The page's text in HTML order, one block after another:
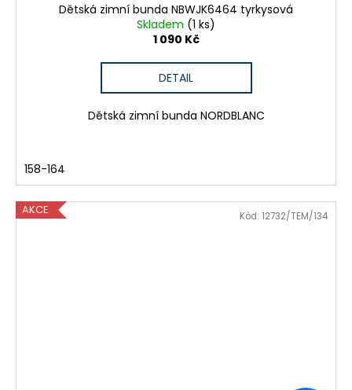
Dětská zimní bunda NBWJK6464 tyrkysová
Skladem (1 ks)
1 090 Kč
DETAIL
Dětská zimní bunda NORDBLANC
158-164
AKCE Kód: 12732/TEM/134